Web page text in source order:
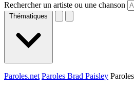
Rechercher un artiste ou une chanson
Thématiques
Paroles.net Paroles Brad Paisley